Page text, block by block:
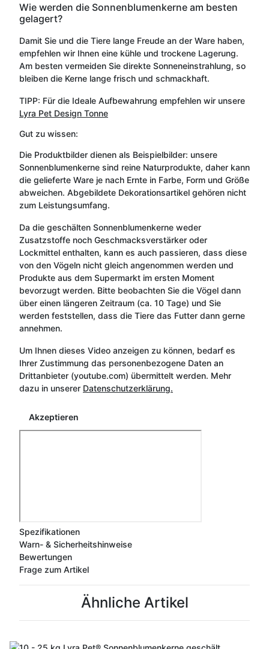
Wie werden die Sonnenblumenkerne am besten
gelagert?
Damit Sie und die Tiere lange Freude an der Ware haben,
empfehlen wir Ihnen eine kühle und trockene Lagerung.
Am besten vermeiden Sie direkte Sonneneinstrahlung, so
bleiben die Kerne lange frisch und schmackhaft.
TIPP: Für die Ideale Aufbewahrung empfehlen wir unsere
Lyra Pet Design Tonne
Gut zu wissen:
Die Produktbilder dienen als Beispielbilder: unsere
Sonnenblumenkerne sind reine Naturprodukte, daher kann
die gelieferte Ware je nach Ernte in Farbe, Form und Größe
abweichen. Abgebildete Dekorationsartikel gehören nicht
zum Leistungsumfang.
Da die geschälten Sonnenblumenkerne weder
Zusatzstoffe noch Geschmacksverstärker oder
Lockmittel enthalten, kann es auch passieren, dass diese
von den Vögeln nicht gleich angenommen werden und
Produkte aus dem Supermarkt im ersten Moment
bevorzugt werden. Bitte beobachten Sie die Vögel dann
über einen längeren Zeitraum (ca. 10 Tage) und Sie
werden feststellen, dass die Tiere das Futter dann gerne
annehmen.
Um Ihnen dieses Video anzeigen zu können, bedarf es
Ihrer Zustimmung das personenbezogene Daten an
Drittanbieter (youtube.com) übermittelt werden. Mehr
dazu in unserer Datenschutzerklärung.
Akzeptieren
Spezifikationen
Warn- & Sicherheitshinweise
Bewertungen
Frage zum Artikel
Ähnliche Artikel